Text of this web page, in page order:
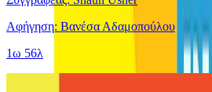
Αφήγηση: Βανέσα Αδαμοπούλου
1ω 56λ